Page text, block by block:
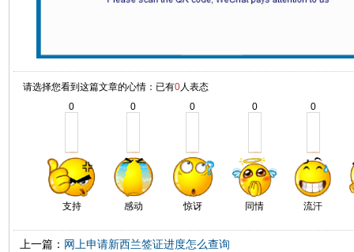
请选择您看到这篇文章的心情：已有0人表态
0
支持
0
感动
0
惊讶
0
同情
0
流汗
上一篇： 网上申请新西兰签证进度怎么查询